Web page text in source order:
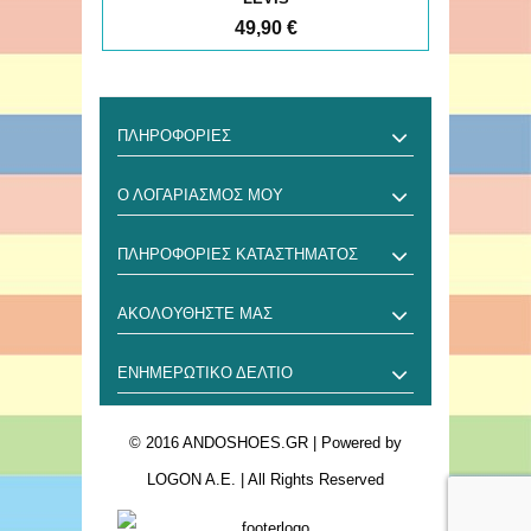
49,90 €
ΠΛΗΡΟΦΟΡΊΕΣ
Ο ΛΟΓΑΡΙΑΣΜΌΣ ΜΟΥ
ΠΛΗΡΟΦΟΡΊΕΣ ΚΑΤΑΣΤΉΜΑΤΟΣ
ΑΚΟΛΟΥΘΉΣΤΕ ΜΑΣ
ΕΝΗΜΕΡΩΤΙΚΌ ΔΕΛΤΊΟ
© 2016 ANDOSHOES.GR | Powered by
LOGON A.E. | All Rights Reserved